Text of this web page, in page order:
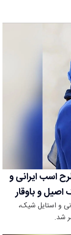
اسب ایرانی و
و باوقار
و استایل شیک،
شد.